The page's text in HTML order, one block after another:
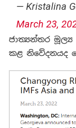
— Kristalina
March 23,
ජාත්‍යන්තර
කළ නිවේදනයද